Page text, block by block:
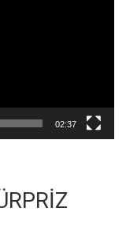
02:37